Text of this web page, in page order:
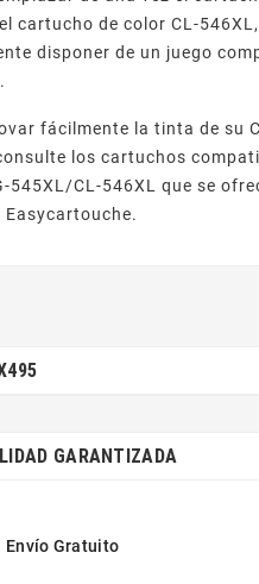
cartucho de color CL-
disponer de un juego
fácilmente la tinta de su
los cartuchos
545XL/CL-546XL que se
Easycartouche.
GARANTIZADA
Envío Gratuito